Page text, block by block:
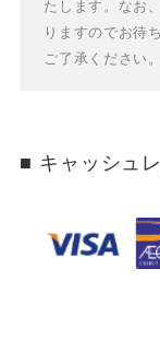
たします。 なお
りますのでお待
ご了承ください。
キャッシュ